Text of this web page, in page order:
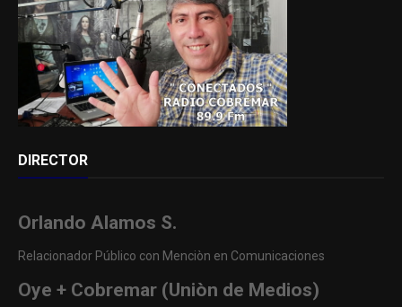
DIRECTOR
Orlando Alamos S.
Relacionador Público con Menciòn en Comunicaciones
Oye + Cobremar (Uniòn de Medios)